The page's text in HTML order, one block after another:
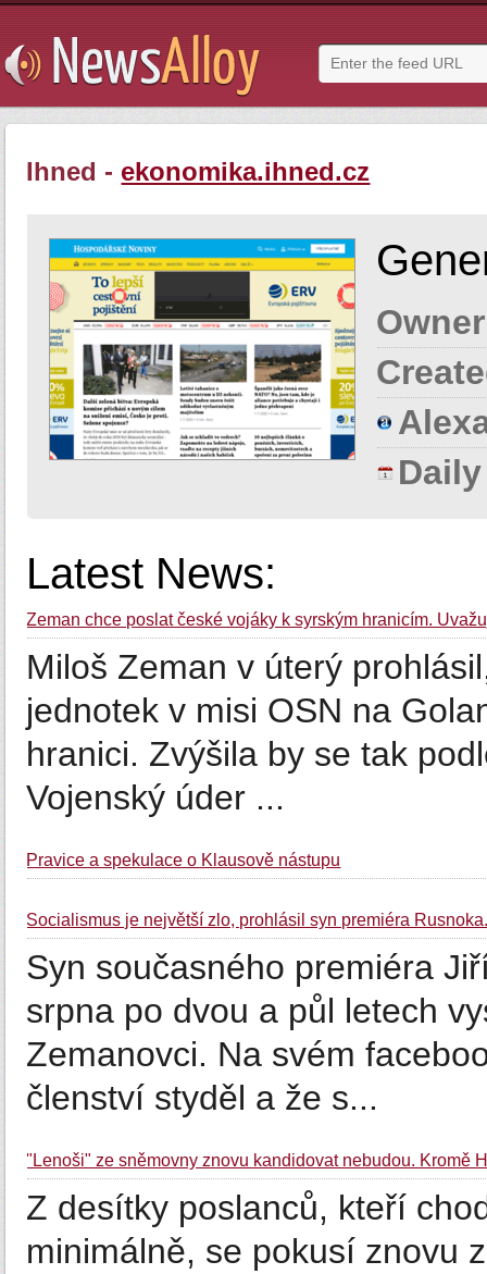
Ihned - ekonomika.ihned.cz
Latest News:
Zeman chce poslat české vojáky k syrským hranicím.
Miloš Zeman v úterý
jednotek v misi OSN na
hranici. Zvýšila by se tak
Vojenský úder ...
Pravice a spekulace o Klausově nástupu
Socialismus je největší zlo, prohlásil syn premiéra
Syn současného premiéra
srpna po dvou a půl letech
Zemanovci. Na svém
členství styděl a že s...
"Lenoši" ze sněmovny znovu kandidovat nebudou. Kromě
Z desítky poslanců, kteří
minimálně, se pokusí znovu